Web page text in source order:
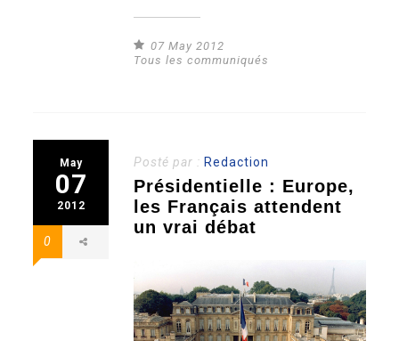
07 May 2012
Tous les communiqués
May
07
2012
0
Posté par : Redaction
Présidentielle : Europe,
les Français attendent
un vrai débat